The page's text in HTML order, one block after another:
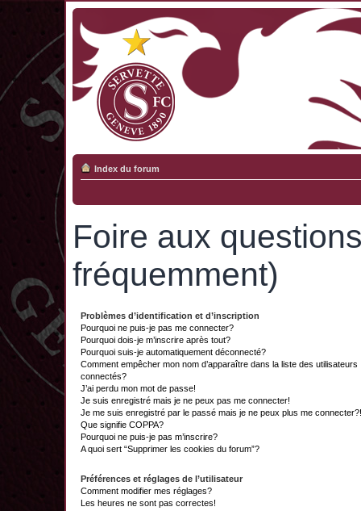
Index du forum
Foire aux
fréquemment)
Problèmes d’identification et d’inscription
Pourquoi ne puis-je pas me connecter?
Pourquoi dois-je m’inscrire après tout?
Pourquoi suis-je automatiquement déconnecté?
Comment empêcher mon nom d’apparaître dans la liste des utilisateurs
connectés?
J’ai perdu mon mot de passe!
Je suis enregistré mais je ne peux pas me connecter!
Je me suis enregistré par le passé mais je ne peux plus me connecter?!
Que signifie COPPA?
Pourquoi ne puis-je pas m’inscrire?
A quoi sert “Supprimer les cookies du forum”?
Préférences et réglages de l’utilisateur
Comment modifier mes réglages?
Les heures ne sont pas correctes!